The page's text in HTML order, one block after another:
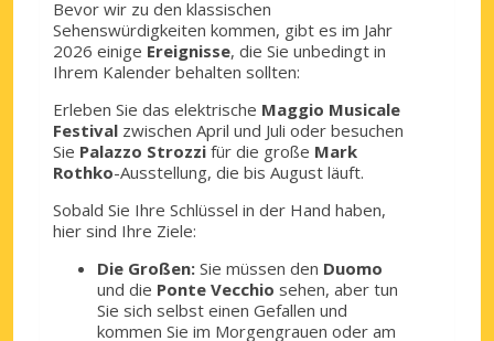
Bevor wir zu den klassischen
Sehenswürdigkeiten kommen, gibt es im Jahr
2026 einige Ereignisse, die Sie unbedingt in
Ihrem Kalender behalten sollten:
Erleben Sie das elektrische Maggio Musicale
Festival zwischen April und Juli oder besuchen
Sie Palazzo Strozzi für die große Mark
Rothko-Ausstellung, die bis August läuft.
Sobald Sie Ihre Schlüssel in der Hand haben,
hier sind Ihre Ziele:
Die Großen: Sie müssen den Duomo
und die Ponte Vecchio sehen, aber tun
Sie sich selbst einen Gefallen und
kommen Sie im Morgengrauen oder am